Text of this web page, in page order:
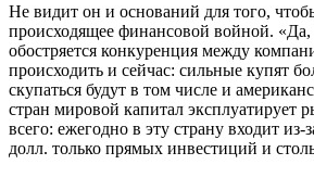
Не видит он и оснований для того,
происходящее финансовой войной.
обостряется конкуренция между
происходить и сейчас: сильные купят
скупаться будут в том числе и
стран мировой капитал
всего: ежегодно в эту страну входит
долл. только прямых инвестиций и